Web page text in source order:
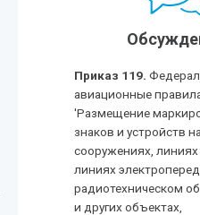
Приказ 119.
авиационные
'Размещение
знаков и устройств
сооружениях, линиях
линиях
радиотехническом
и других объектах,